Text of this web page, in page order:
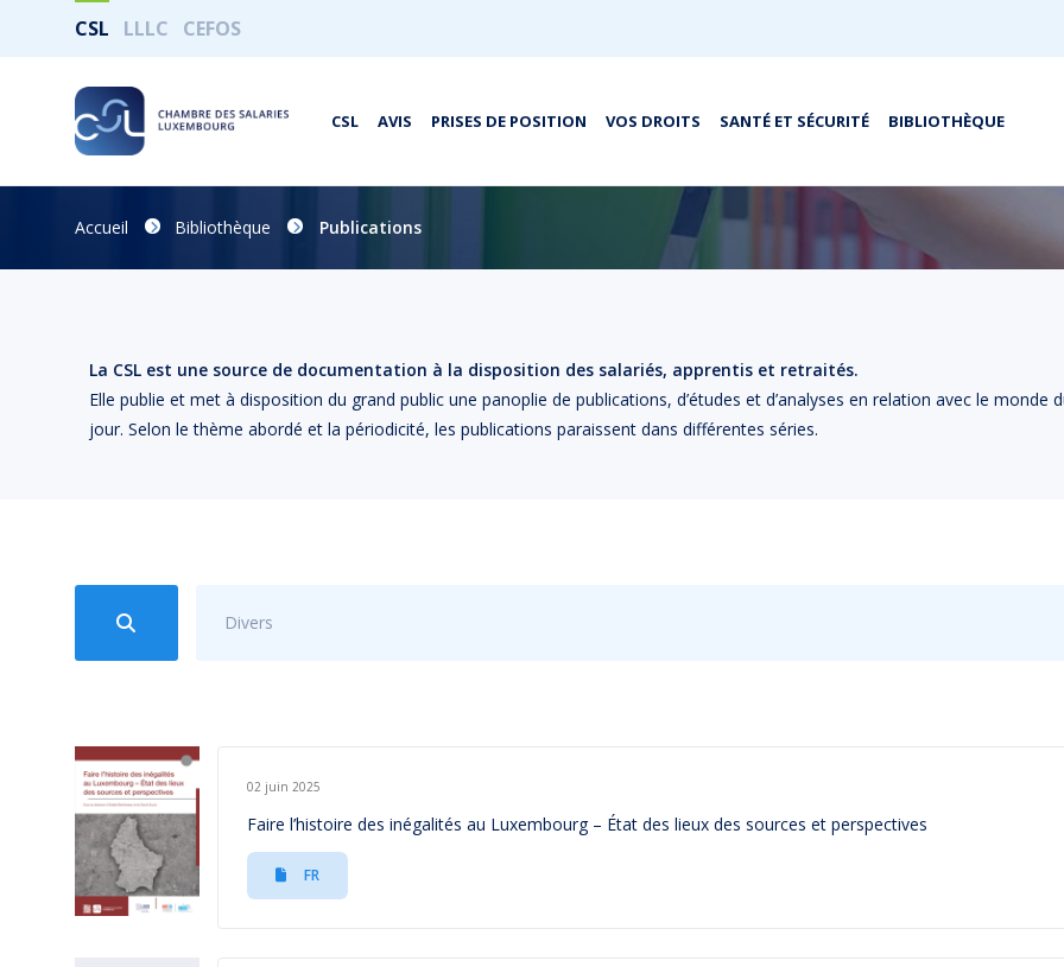
CSL LLLC CEFOS
CSL AVIS PRISES DE POSITION VOS DROITS SANTÉ ET SÉCURITÉ BIBLIOTHÈQUE
Accueil Bibliothèque Publications
La CSL est une source de documentation à la disposition des salariés, apprentis et retraités.
Elle publie et met à disposition du grand public une panoplie de publications, d’études et d’analyses en relation avec le
jour. Selon le thème abordé et la périodicité, les publications paraissent dans différentes séries.
Divers
02 juin 2025
Faire l’histoire des inégalités au Luxembourg – État des lieux des sources et perspectives
FR